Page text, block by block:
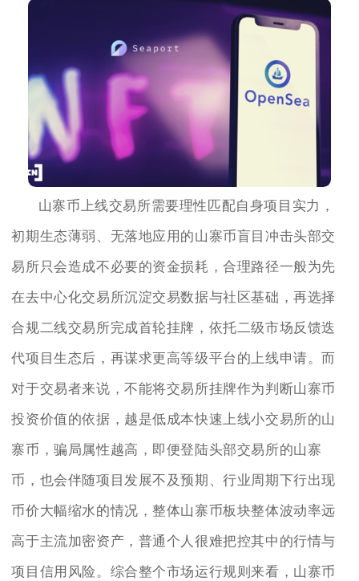
山寨币上线交易所需要理性匹配自身项目实力，
初期生态薄弱、无落地应用的山寨币盲目冲击头部交
易所只会造成不必要的资金损耗，合理路径一般为先
在去中心化交易所沉淀交易数据与社区基础，再选择
合规二线交易所完成首轮挂牌，依托二级市场反馈迭
代项目生态后，再谋求更高等级平台的上线申请。而
对于交易者来说，不能将交易所挂牌作为判断山寨币
投资价值的依据，越是低成本快速上线小交易所的山
寨币，骗局属性越高，即便登陆头部交易所的山寨
币，也会伴随项目发展不及预期、行业周期下行出现
币价大幅缩水的情况，整体山寨币板块整体波动率远
高于主流加密资产，普通个人很难把控其中的行情与
项目信用风险。综合整个市场运行规则来看，山寨币